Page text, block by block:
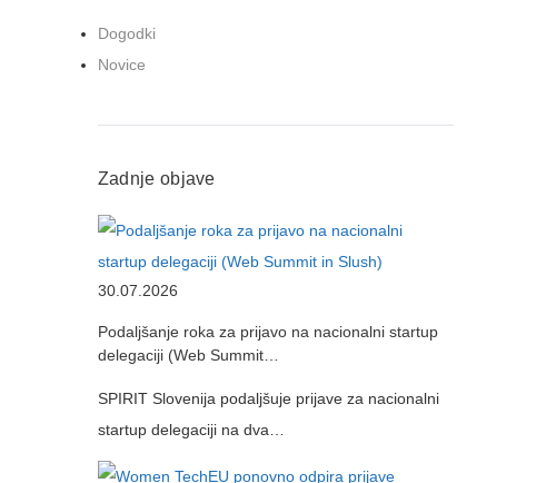
Dogodki
Novice
Zadnje objave
30.07.2026
Podaljšanje roka za prijavo na nacionalni startup
delegaciji (Web Summit…
SPIRIT Slovenija podaljšuje prijave za nacionalni
startup delegaciji na dva…